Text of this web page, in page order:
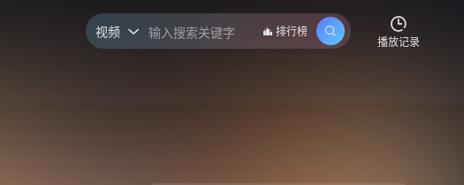
视频 
排行榜
播放记录